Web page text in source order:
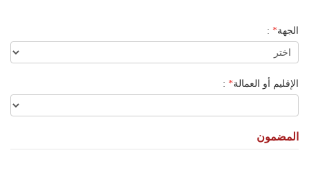
الجهة*
:
الإقليم أو العمالة*
:
المضمون